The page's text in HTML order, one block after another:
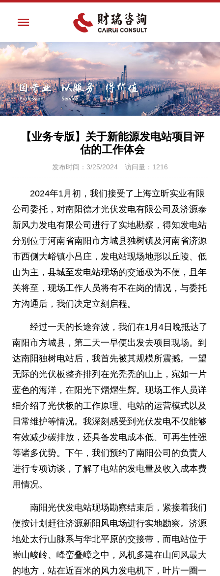
【业务专版】关于新能源发电站项目评
估的工作体会
发布时间：3/25/2024 访问量：1216
2024年1月初，我们接受了上海立昕实业有限
公司委托，对南阳德才光伏发电有限公司及济源泰
新风力发电有限公司进行了实地勘察，得知发电站
分别位于河南省南阳市方城县独树镇及河南省济源
市西侧大峪镇小吕庄，发电站现场地形以丘陵、低
山为主，县城至发电站现场的交通极为不便，且年
关将至，现场工作人员将有不在岗的情况，与委托
方沟通后，我们决定立刻启程。
经过一天的长途奔波，我们在1月4日晚抵达了
南阳市方城县，第二天一早便出发去项目现场。到
达南阳独树电站后，我首先被其规模所震撼。一望
无际的光伏板整齐排列在光秃秃的山上，宛如一片
蓝色的海洋，在阳光下熠熠生辉。现场工作人员详
细介绍了光伏板的工作原理、电站的运营模式以及
日常维护等情况。我深刻感受到光伏发电不仅能够
有效减少碳排放，还具备发电成本低、可再生性强
等诸多优势。下午，我们预约了南阳公司的负责人
进行专项访谈，了解了电站的发电量及收入成本费
用情况。
南阳光伏发电站现场勘察结束后，紧接着我们
便按计划赶往济源新阳风电场进行实地勘察。济源
地处太行山脉系与华北平原的交接带，而电站位于
崇山峻岭、峰峦叠嶂之中，风机多建在山间风最大
的地方，站在近百米的风力发电机下，叶片一圈一